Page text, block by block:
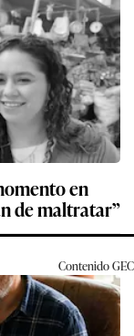
en
de maltratar”
ContenidoGEC